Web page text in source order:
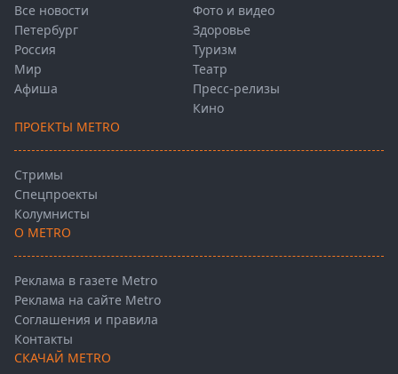
Все новости
Петербург
Россия
Мир
Афиша
Фото и видео
Здоровье
Туризм
Театр
Пресс-релизы
Кино
ПРОЕКТЫ METRO
Стримы
Спецпроекты
Колумнисты
О METRO
Реклама в газете Metro
Реклама на сайте Metro
Соглашения и правила
Контакты
СКАЧАЙ METRO